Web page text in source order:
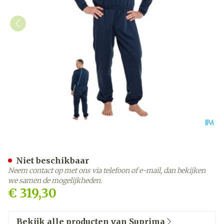
€ 319,30
Niet beschikbaar
Neem contact op met ons via telefoon of e-mail, dan bekijken
we samen de mogelijkheden.
Bekijk alle producten van Suprima